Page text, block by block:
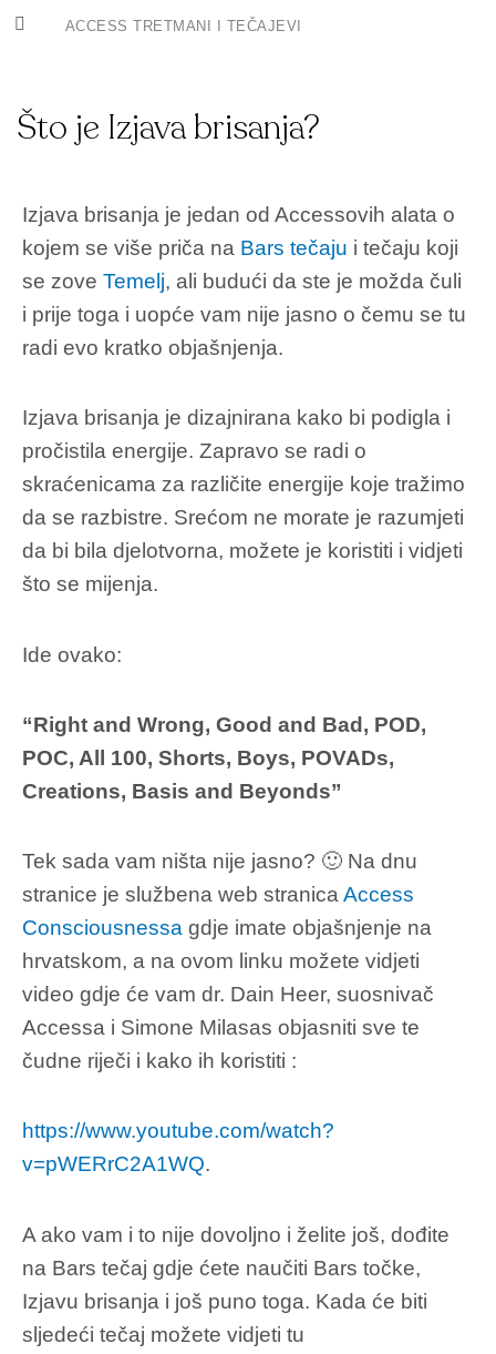
ACCESS TRETMANI I TEČAJEVI
Što je Izjava brisanja?
Izjava brisanja je jedan od Accessovih alata o
kojem se više priča na Bars tečaju i tečaju koji
se zove Temelj, ali budući da ste je možda čuli
i prije toga i uopće vam nije jasno o čemu se tu
radi evo kratko objašnjenja.
Izjava brisanja je dizajnirana kako bi podigla i
pročistila energije. Zapravo se radi o
skraćenicama za različite energije koje tražimo
da se razbistre. Srećom ne morate je razumjeti
da bi bila djelotvorna, možete je koristiti i vidjeti
što se mijenja.
Ide ovako:
“Right and Wrong, Good and Bad, POD,
POC, All 100, Shorts, Boys, POVADs,
Creations, Basis and Beyonds”
Tek sada vam ništa nije jasno? 🙂 Na dnu
stranice je službena web stranica Access
Consciousnessa gdje imate objašnjenje na
hrvatskom, a na ovom linku možete vidjeti
video gdje će vam dr. Dain Heer, suosnivač
Accessa i Simone Milasas objasniti sve te
čudne riječi i kako ih koristiti :
https://www.youtube.com/watch?
v=pWERrC2A1WQ.
A ako vam i to nije dovoljno i želite još, dođite
na Bars tečaj gdje ćete naučiti Bars točke,
Izjavu brisanja i još puno toga. Kada će biti
sljedeći tečaj možete vidjeti tu